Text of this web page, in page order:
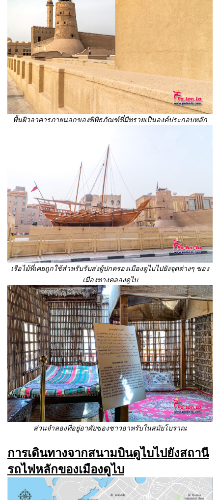
พื้นผิวอาคารภายนอกของพิพิธภัณฑ์ที่มีทรายเป็นองค์ประกอบหลัก
เรือไม้ที่เคยถูกใช้สำหรับรับส่งผู้ปกครองเมืองดูไบไปยังจุดต่างๆ ของ
เมืองทางคลองดูไบ
ส่วนจำลองที่อยู่อาศัยของชาวอาหรับในสมัยโบราณ
การเดินทางจากสนามบินดูไบไปยังสถานี
รถไฟหลักของเมืองดูไบ